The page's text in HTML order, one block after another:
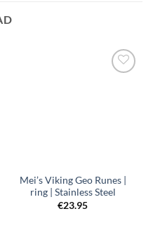
Toevoegen
Mei’s Viking Geo Runes |
ring | Stainless Steel
€23.95